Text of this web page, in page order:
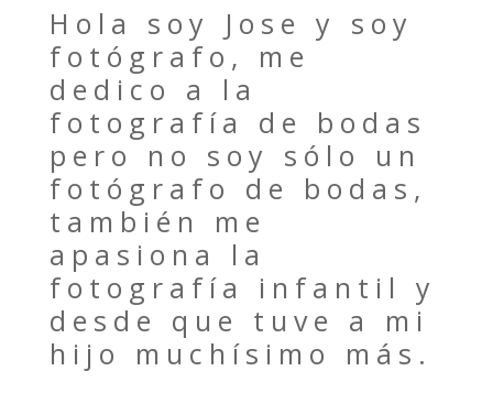
HOME
PORTAFOLIO
INFORMACIÓN
BLOG
CONTACTO
Hola soy Jose y soy
fotógrafo, me
dedico a la
fotografía de bodas
pero no soy sólo un
fotógrafo de bodas,
también me
apasiona la
fotografía infantil y
desde que tuve a mi
hijo muchísimo más.